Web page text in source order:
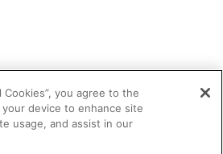
Cookies”, you agree to the
device to enhance site
usage, and assist in our